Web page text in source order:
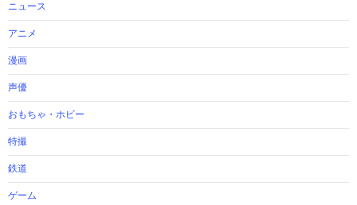
ニュース
アニメ
漫画
声優
おもちゃ・ホビー
特撮
鉄道
ゲーム